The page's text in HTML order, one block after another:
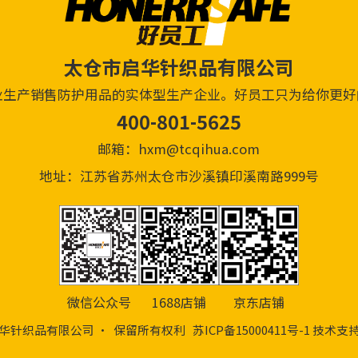
太仓市启华针织品有限公司
产销售防护用品的实体型生产企业。好员工只为给你更
400-801-5625
邮箱：hxm@tcqihua.com
地址：江苏省苏州太仓市沙溪镇印溪南路999号
微信公众号 1688店铺 京东店铺
针织品有限公司 · 保留所有权利 苏ICP备15000411号-1 技术支